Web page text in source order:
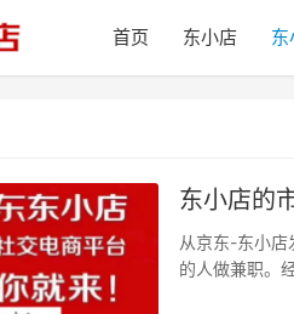
首页 东小店
东小店的
从京东-东小
的人做兼职。